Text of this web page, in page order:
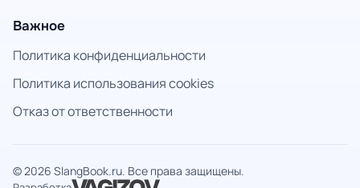
Важное
Политика конфиденциальности
Политика использования cookies
Отказ от ответственности
© 2026 SlangBook.ru. Все права защищены.